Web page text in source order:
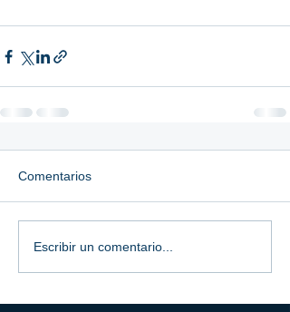
Comentarios
Escribir un comentario...